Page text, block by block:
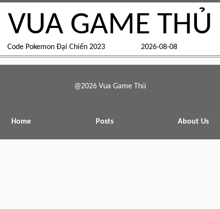
VUA GAME THỦ
Code Pokemon Đại Chiến 2023 2026-08-08
@2026 Vua Game Thủ
Home Posts About Us